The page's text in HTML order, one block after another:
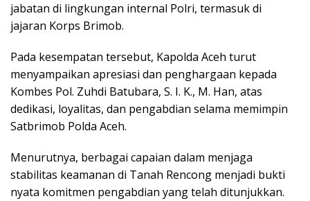
jabatan di lingkungan internal Polri, termasuk di
jajaran Korps Brimob.
Pada kesempatan tersebut, Kapolda Aceh turut
menyampaikan apresiasi dan penghargaan kepada
Kombes Pol. Zuhdi Batubara, S. I. K., M. Han, atas
dedikasi, loyalitas, dan pengabdian selama memimpin
Satbrimob Polda Aceh.
Menurutnya, berbagai capaian dalam menjaga
stabilitas keamanan di Tanah Rencong menjadi bukti
nyata komitmen pengabdian yang telah ditunjukkan.